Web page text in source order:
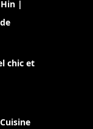
|
chic et